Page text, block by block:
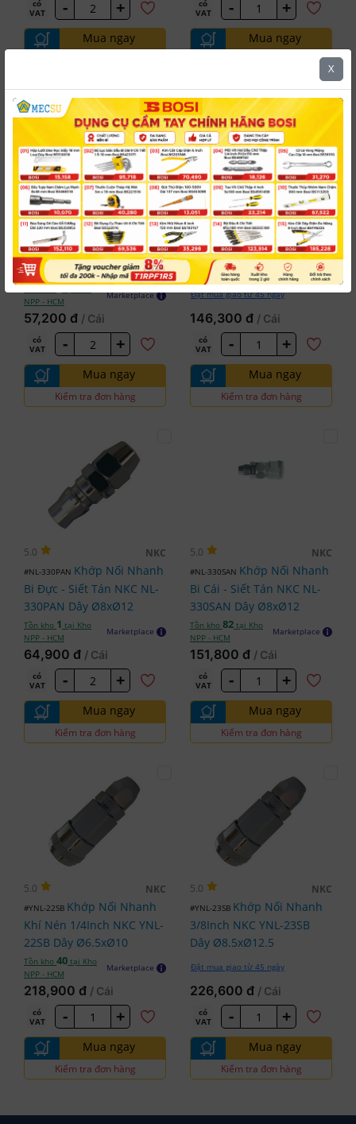
có
VAT
- +
Mua ngay
có
VAT
- +
Mua ngay
5.0 NKC
#NL-310PAN Khớp Nối Nhanh
Bi Đực - Siết Tán NKC NL-
310PAN Dây Ø5xØ8
Tồn kho1tại Kho
NPP - HCM
Marketplace
57,200 đ / Cái
có
VAT
- +
Mua ngay
Kiểm tra đơn hàng
5.0 NKC
#NL-310SANKhớp Nối Nhanh
Bi Cái - Siết Tán NKC NL-
310SAN Dây Ø5xØ8
Đặt mua giao từ 45 ngày
146,300 đ / Cái
có
VAT
- +
Mua ngay
Kiểm tra đơn hàng
5.0 NKC
#NL-330PAN Khớp Nối Nhanh
Bi Đực - Siết Tán NKC NL-
330PAN Dây Ø8xØ12
Tồn kho 1 tại Kho
NPP - HCM
Marketplace
64,900 đ / Cái
có
VAT
- +
Mua ngay
Kiểm tra đơn hàng
5.0 NKC
#NL-330SAN Khớp Nối Nhanh
Bi Cái - Siết Tán NKC NL-
330SAN Dây Ø8xØ12
Tồn kho 82 tại Kho
NPP - HCM
Marketplace
151,800 đ / Cái
có
VAT
- +
Mua ngay
Kiểm tra đơn hàng
5.0 NKC
#YNL-22SB Khớp Nối Nhanh
Khí Nén 1/4Inch NKC YNL-
22SB Dây Ø6.5xØ10
Tồn kho 40 tại Kho
NPP - HCM
Marketplace
218,900 đ / Cái
có
VAT
- +
Mua ngay
Kiểm tra đơn hàng
5.0 NKC
#YNL-23SB Khớp Nối Nhanh
3/8Inch NKC YNL-23SB
Dây Ø8.5xØ12.5
Đặt mua giao từ 45 ngày
226,600 đ / Cái
có
VAT
- +
Mua ngay
Kiểm tra đơn hàng
X